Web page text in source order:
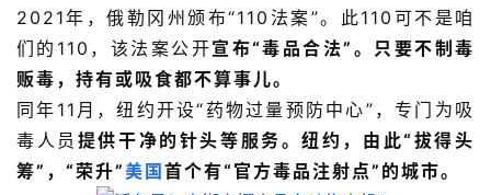
2021年，俄勒冈州颁布“110法案”。此110可不是咱
们的110，该法案公开宣布“毒品合法”。只要不制毒
贩毒，持有或吸食都不算事儿。
同年11月，纽约开设“药物过量预防中心”，专门为吸
毒人员 提供干净的针头等服务。纽约，由此“拔得头
筹”，“荣升”美国 首个有“官方毒品注射点”的城市。